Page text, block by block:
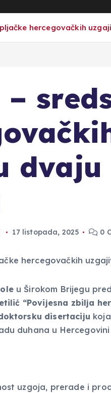
hercegovačkih
–
17 listopada, 2025 0
u Širokom Brijegu
“Povijesna zbilja
disertaciju
duhana u
uzgoja, prerade i